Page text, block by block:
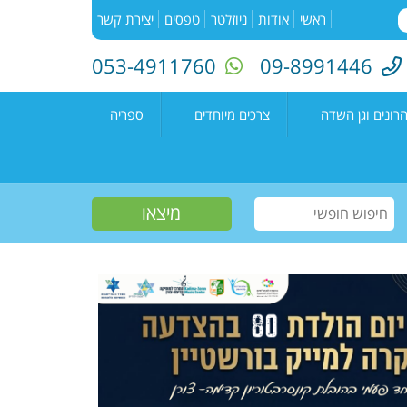
ראשי אודות ניוזלטר טפסים יצירת קשר
09-8991446
053-4911760
וגן השדה
קדימה צורן
צרכים מיוחדים
עמיתים
שווים צעירים
חוגים למיוחדים
ספריה
קטלוג הספריה
הזמנת ספרים
יוצרים מקומיים
"מילה במקום"